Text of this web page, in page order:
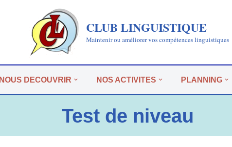
CLUB LINGUISTIQUE
Maintenir ou améliorer vos compétences linguistiques
NOUS DECOUVRIR NOS ACTIVITES PLANNING
Test de niveau